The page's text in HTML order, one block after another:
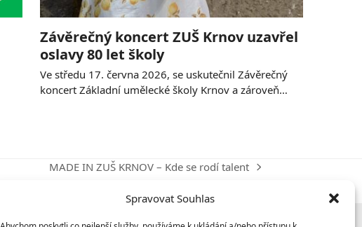
Spravovat Souhlas
Závěrečný koncert ZUŠ Krnov uzavřel
oslavy 80 let školy
Ve středu 17. června 2026, se uskutečnil Závěrečný
koncert Základní umělecké školy Krnov a zároveň…
next
MADE IN ZUŠ KRNOV – Kde se rodí talent